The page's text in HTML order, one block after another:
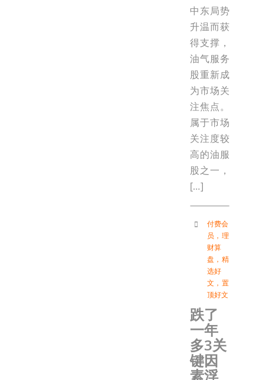
中东局势
升温而获
得支撑，
油气服务
股重新成
为市场关
注焦点。
属于市场
关注度较
高的油服
股之一，
[…]
付费会
员 ， 理
财算
盘 ， 精
选好
文 ， 置
顶好文
跌了
一年
多3关
键因
素浮